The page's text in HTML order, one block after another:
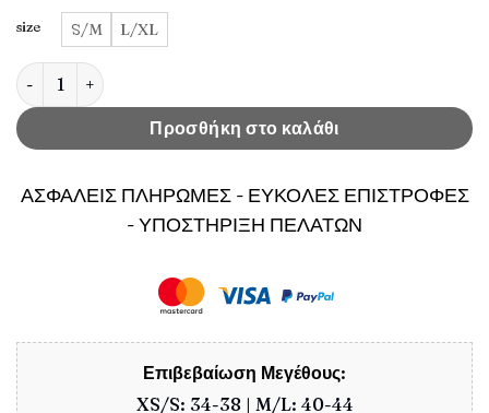
size S/M L/XL
Γυναικείο Κοστούμι Emma Σακάκι & Παντελόνι Μαύρο
Προσθήκη στο καλάθι
ΑΣΦΑΛΕΙΣ ΠΛΗΡΩΜΕΣ - ΕΥΚΟΛΕΣ ΕΠΙΣΤΡΟΦΕΣ
- ΥΠΟΣΤΗΡΙΞΗ ΠΕΛΑΤΩΝ
Επιβεβαίωση Μεγέθους:
XS/S: 34-38 | M/L: 40-44